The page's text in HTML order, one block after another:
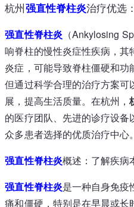
杭州强直性脊柱炎治疗优选
强直性脊柱炎（Ankylosing
响脊柱的慢性炎症性疾病，
炎症，可能导致脊柱僵硬和功
但通过科学合理的治疗方案
展，提高生活质量。在杭州，
的医疗团队、先进的诊疗设
众多患者选择的优质治疗中心。
强直性脊柱炎概述：了解疾病
强直性脊柱炎是一种自身免疫
痛和僵硬，特别是在早晨或